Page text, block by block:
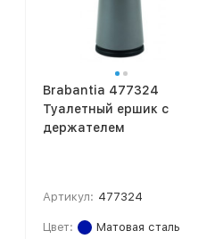
Brabantia 477324
Туалетный ершик с
держателем
Артикул: 477324
Цвет: Матовая сталь